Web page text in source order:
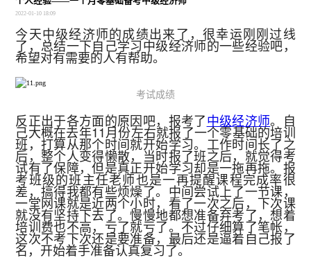
2022-01-10 18:09
今天中级经济师的成绩出来了，很幸运刚刚过线
了，总结一下自己学习中级经济师的一些经验吧，
希望对有需要的人有帮助。
考试成绩
反正出于各方面的原因吧，报考了中级经济师。自
己大概在去年11月份左右就报了一个零基础的培训
班，打算从那个时间就开始学习。工作时间长了之
后，整个人变得懒散，当时报了班之后，就觉得考
试有了保障，但是真正开始学习却是一拖再拖。报
考班级的班主任老师也是一再提醒课程完成率很
差，搞得我都有些烦燥了。中间尝试上了一节课，
一堂网课就是近两个小时，看了一次之后，下次课
就没有坚持下去了。慢慢地都想准备弃考了，想着
培训费也不高，亏了就亏了。不过仔细算了笔帐，
这次不考下次还是要准备，最后还是逼着自己报了
名，开始着手准备认真复习了。